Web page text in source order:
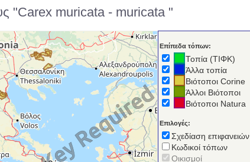
"Carex muricata - muricata "
Επίπεδα τόπων:
Τοπία (ΤΙΦΚ)
Άλλα τοπία
Βιότοποι Corine
Άλλοι Βιότοποι
Βιότοποι Natura
Επιλογές:
Σχεδίαση επιφανειών
Κωδικοί τόπων
Οικισμοί